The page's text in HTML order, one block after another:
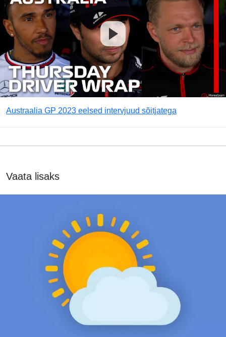
Austraalia GP 2023 eelsed intervjuud sõitjatega
Vaata lisaks